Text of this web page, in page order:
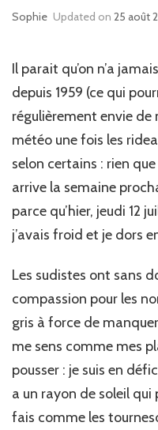
Sophie Updated on 25 août
Il parait qu’on n’a
depuis 1959 (ce qui
régulièrement envie de
météo une fois les
selon certains : rien
arrive la semaine
parce qu’hier, jeudi 12
j’avais froid et je dors
Les sudistes ont sans
compassion pour les
gris à force de
me sens comme mes
pousser : je suis en
a un rayon de soleil
fais comme les